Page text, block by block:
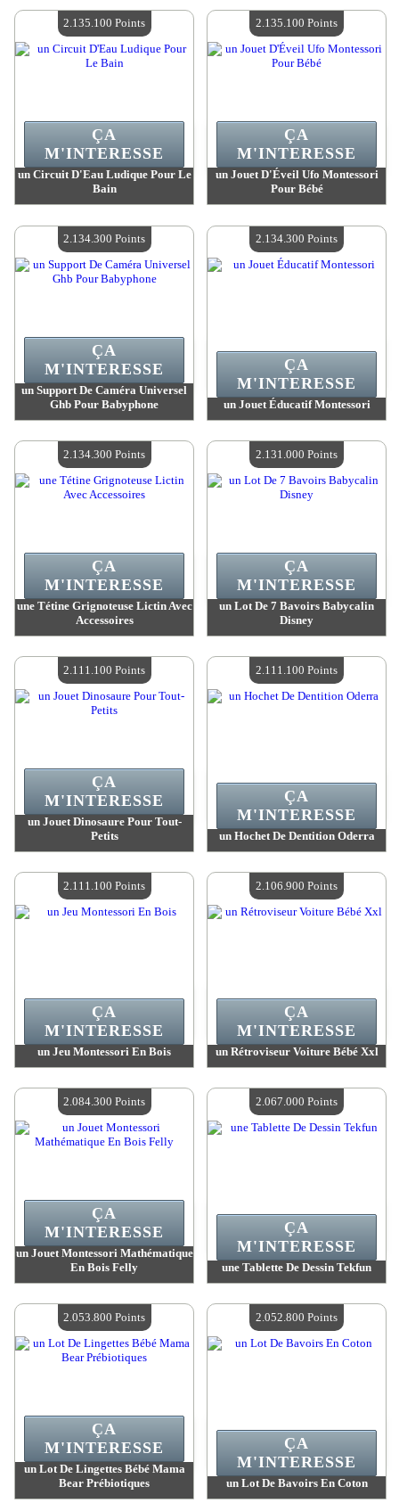
Quantité Disponible :4
Quantité Disponible :4
un Circuit D'Eau Ludique Pour Le
Bain
Quantité Disponible :4
ÇA
M'INTERESSE
2.135.100 Points
un Jouet D'Éveil Ufo Montessori
Pour Bébé
Quantité Disponible :4
ÇA
M'INTERESSE
2.135.100 Points
un Support De Caméra Universel
Ghb Pour Babyphone
Quantité Disponible :4
ÇA
M'INTERESSE
2.134.300 Points
un Jouet Éducatif Montessori
Quantité Disponible :4
ÇA
M'INTERESSE
2.134.300 Points
une Tétine Grignoteuse Lictin Avec
Accessoires
Quantité Disponible :4
ÇA
M'INTERESSE
2.134.300 Points
un Lot De 7 Bavoirs Babycalin
Disney
Quantité Disponible :4
ÇA
M'INTERESSE
2.131.000 Points
un Jouet Dinosaure Pour Tout-
Petits
Quantité Disponible :4
ÇA
M'INTERESSE
2.111.100 Points
un Hochet De Dentition Oderra
Quantité Disponible :4
ÇA
M'INTERESSE
2.111.100 Points
un Jeu Montessori En Bois
Quantité Disponible :4
ÇA
M'INTERESSE
2.111.100 Points
un Rétroviseur Voiture Bébé Xxl
Quantité Disponible :4
ÇA
M'INTERESSE
2.106.900 Points
un Jouet Montessori Mathématique
En Bois Felly
Quantité Disponible :4
ÇA
M'INTERESSE
2.084.300 Points
une Tablette De Dessin Tekfun
Quantité Disponible :4
ÇA
M'INTERESSE
2.067.000 Points
un Lot De Lingettes Bébé Mama
Bear Prébiotiques
ÇA
M'INTERESSE
2.053.800 Points
un Lot De Bavoirs En Coton
ÇA
M'INTERESSE
2.052.800 Points